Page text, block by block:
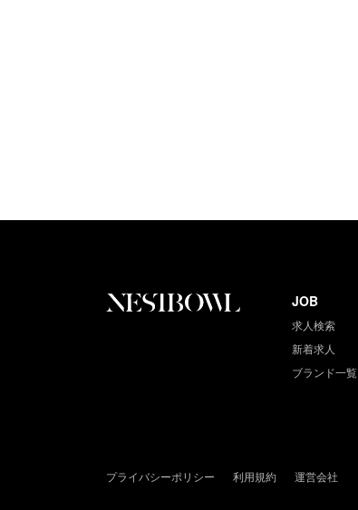
JOB
求人検索
新着求人
ブランド一覧
プライバシーポリシー 利用規約 運営会社